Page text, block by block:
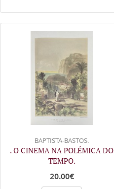
BAPTISTA-BASTOS.
. O CINEMA NA POLÉMICA DO
TEMPO.
20.00€